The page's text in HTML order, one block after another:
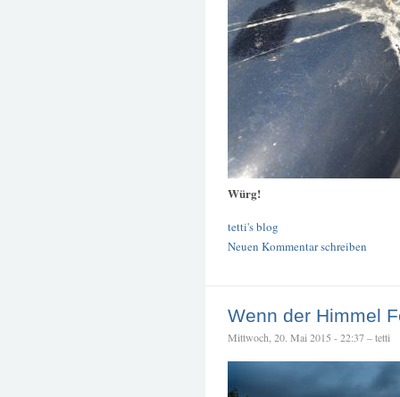
Würg!
tetti's blog
Neuen Kommentar schreiben
Wenn der Himmel
Mittwoch, 20. Mai 2015 - 22:37 – tetti